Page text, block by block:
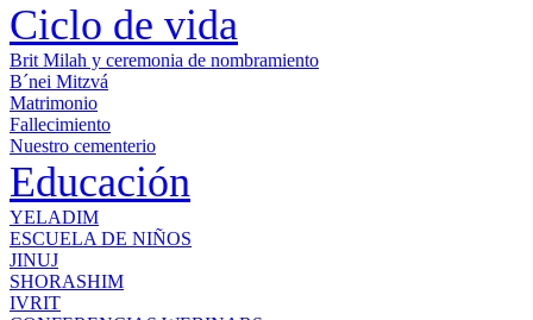
Ciclo de vida
Brit Milah y ceremonia de nombramiento
B´nei Mitzvá
Matrimonio
Fallecimiento
Nuestro cementerio
Educación
YELADIM
ESCUELA DE NIÑOS
JINUJ
SHORASHIM
IVRIT